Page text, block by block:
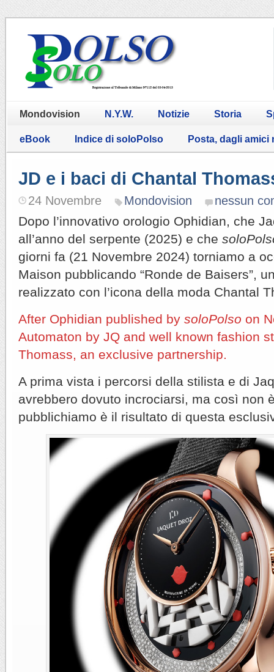
Mondovision N.Y.W. Notizie Storia
eBook Indice di soloPolso Posta, dagli amici
JD e i baci di Chantal
24 Novembre Mondovision nessun
Dopo l’innovativo orologio Ophidian, che
all’anno del serpente (2025) e che
giorni fa (21 Novembre 2024) torniamo a
Maison pubblicando “Ronde de Baisers”,
realizzato con l’icona della moda Chantal
After Ophidian published by soloPolso on
Automaton by JQ and well known fashion
Thomass, an exclusive partnership.
A prima vista i percorsi della stilista e di
avrebbero dovuto incrociarsi, ma così non
pubblichiamo è il risultato di questa